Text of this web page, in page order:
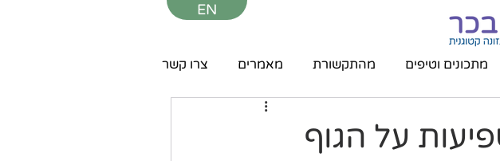
EN
מתכונים וטיפים מהתקשורת מאמרים צרו קשר
על הגוף